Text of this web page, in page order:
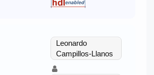
Leonardo
Campillos-Llanos